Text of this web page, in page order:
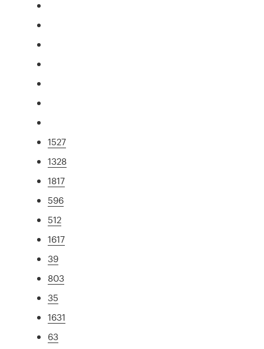
1527
1328
1817
596
512
1617
39
803
35
1631
63